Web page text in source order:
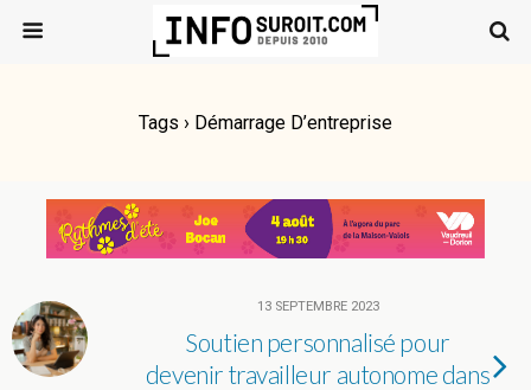
Tags › Démarrage D’entreprise
13 SEPTEMBRE 2023
Soutien personnalisé pour
devenir travailleur autonome dans